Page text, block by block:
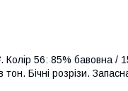
Колір 56: 85% бавовна /
тон. Бічні розрізи.